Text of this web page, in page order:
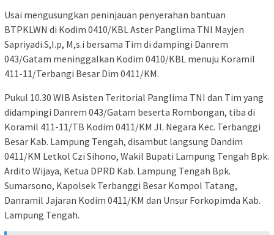
Usai mengusungkan peninjauan penyerahan bantuan
BTPKLWN di Kodim 0410/KBL Aster Panglima TNI Mayjen
Sapriyadi.S,I.p, M,s.i bersama Tim di dampingi Danrem
043/Gatam meninggalkan Kodim 0410/KBL menuju Koramil
411-11/Terbangi Besar Dim 0411/KM.
Pukul 10.30 WIB Asisten Teritorial Panglima TNI dan Tim yang
didampingi Danrem 043/Gatam beserta Rombongan, tiba di
Koramil 411-11/TB Kodim 0411/KM Jl. Negara Kec. Terbanggi
Besar Kab. Lampung Tengah, disambut langsung Dandim
0411/KM Letkol Czi Sihono, Wakil Bupati Lampung Tengah Bpk.
Ardito Wijaya, Ketua DPRD Kab. Lampung Tengah Bpk.
Sumarsono, Kapolsek Terbanggi Besar Kompol Tatang,
Danramil Jajaran Kodim 0411/KM dan Unsur Forkopimda Kab.
Lampung Tengah.